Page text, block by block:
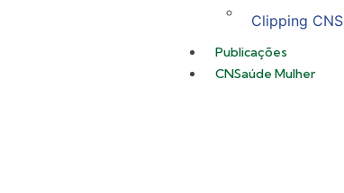
Clipping CNS
Publicações
CNSaúde Mulher